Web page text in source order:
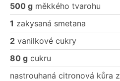
500 g měkkého tvarohu
1 zakysaná smetana
2 vanilkové cukry
80 g cukru
nastrouhaná citronová kůra z